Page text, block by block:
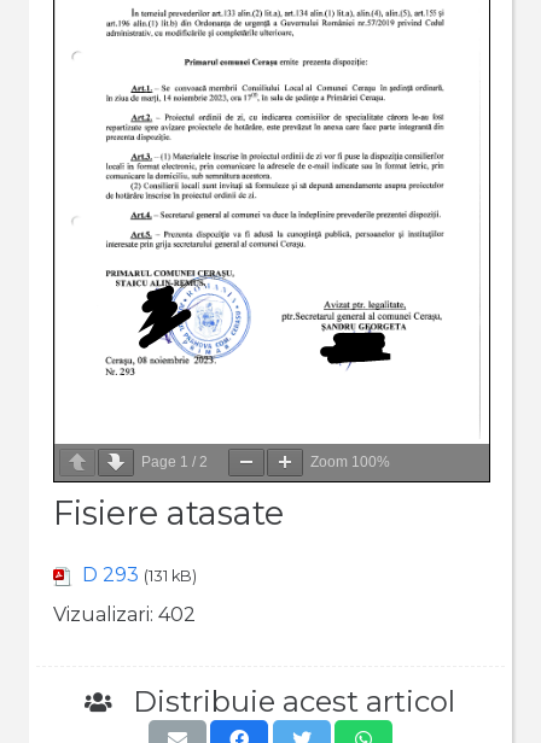
Page 1 / 2 Zoom 100%
Fisiere atasate
D 293 (131 kB)
Vizualizari: 402
Distribuie acest articol